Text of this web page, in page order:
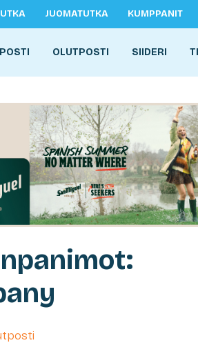
JUOMATUTKA KUMPPANIT
OLUTPOSTI SIIDERI